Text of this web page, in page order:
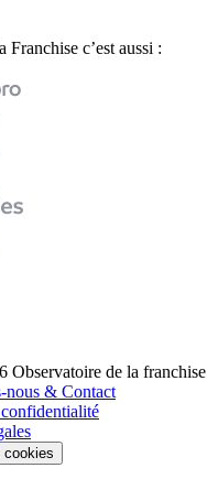
c’est aussi :
Observatoire de la franchise
nous & Contact
cookies